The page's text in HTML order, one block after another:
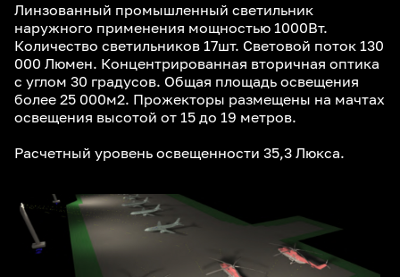
Линзованный промышленный светильник
наружного применения мощностью 1000Вт.
Количество светильников 17шт. Световой поток 130
000 Люмен. Концентрированная вторичная оптика
с углом 30 градусов. Общая площадь освещения
более 25 000м2. Прожекторы размещены на мачтах
освещения высотой от 15 до 19 метров.
Расчетный уровень освещенности 35,3 Люкса.